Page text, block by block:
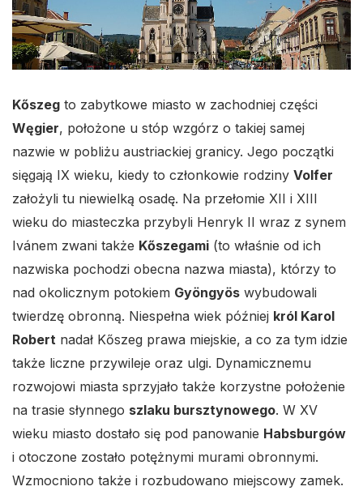
Kőszeg to zabytkowe miasto w zachodniej części
Węgier, położone u stóp wzgórz o takiej samej
nazwie w pobliżu austriackiej granicy. Jego początki
sięgają IX wieku, kiedy to członkowie rodziny Volfer
założyli tu niewielką osadę. Na przełomie XII i XIII
wieku do miasteczka przybyli Henryk II wraz z synem
Ivánem zwani także Kőszegami (to właśnie od ich
nazwiska pochodzi obecna nazwa miasta), którzy to
nad okolicznym potokiem Gyöngyös wybudowali
twierdzę obronną. Niespełna wiek później król Karol
Robert nadał Kőszeg prawa miejskie, a co za tym idzie
także liczne przywileje oraz ulgi. Dynamicznemu
rozwojowi miasta sprzyjało także korzystne położenie
na trasie słynnego szlaku bursztynowego. W XV
wieku miasto dostało się pod panowanie Habsburgów
i otoczone zostało potężnymi murami obronnymi.
Wzmocniono także i rozbudowano miejscowy zamek.